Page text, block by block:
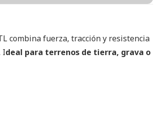
combina fuerza, tracción y resistencia
Ideal para terrenos de tierra, grava o